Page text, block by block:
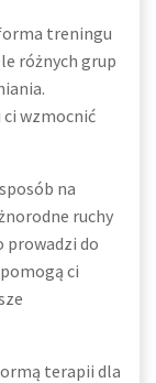
treningu
różnych grup
wzmocnić
na
ruchy
prowadzi do
ci
terapii dla